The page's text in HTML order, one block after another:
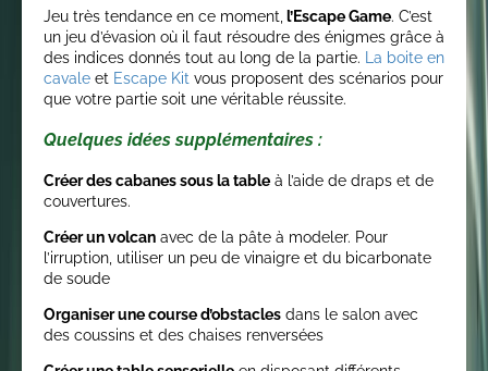
Jeu très tendance en ce moment, l’Escape Game. C’est
un jeu d’évasion où il faut résoudre des énigmes grâce à
des indices donnés tout au long de la partie.
La boite en
cavale et Escape Kit vous proposent des scénarios pour
que votre partie soit une véritable réussite.
Quelques idées supplémentaires :
Créer des cabanes sous la table à l’aide de draps et de
couvertures.
Créer un volcan avec de la pâte à modeler. Pour
l’irruption, utiliser un peu de vinaigre et du bicarbonate
de soude
Organiser une course d’obstacles dans le salon avec
des coussins et des chaises renversées